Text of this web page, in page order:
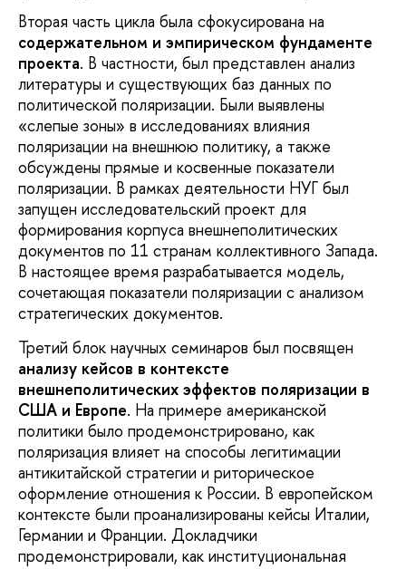
Вторая часть цикла была сфокусирована на
содержательном и эмпирическом фундаменте
проекта. В частности, был представлен анализ
литературы и существующих баз данных по
политической поляризации. Были выявлены
«слепые зоны» в исследованиях влияния
поляризации на внешнюю политику, а также
обсуждены прямые и косвенные показатели
поляризации. В рамках деятельности НУГ был
запущен исследовательский проект для
формирования корпуса внешнеполитических
документов по 11 странам коллективного Запада.
В настоящее время разрабатывается модель,
сочетающая показатели поляризации с анализом
стратегических документов.
Третий блок научных семинаров был посвящен
анализу кейсов в контексте
внешнеполитических эффектов поляризации в
США и Европе. На примере американской
политики было продемонстрировано, как
поляризация влияет на способы легитимации
антикитайской стратегии и риторическое
оформление отношения к России. В европейском
контексте были проанализированы кейсы Италии,
Германии и Франции. Докладчики
продемонстрировали, как институциональная